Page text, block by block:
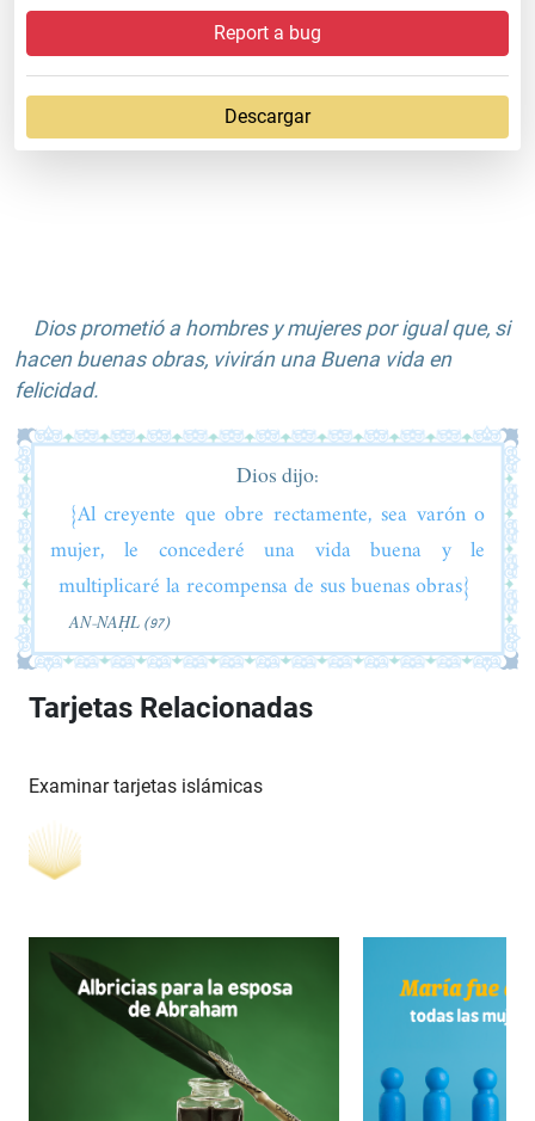
Report a bug
Descargar
Dios prometió a hombres y mujeres por igual que, si
hacen buenas obras, vivirán una Buena vida en
felicidad.
Dios dijo:
{Al creyente que obre rectamente, sea varón o
mujer, le concederé una vida buena y le
multiplicaré la recompensa de sus buenas obras}
AN-NAḤL (97)
Tarjetas Relacionadas
Examinar tarjetas islámicas